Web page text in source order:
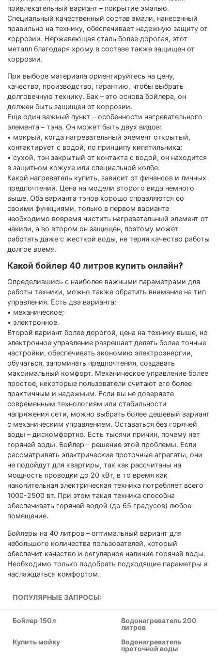
привлекательный вариант – покрытие эмалью.
Специальный качественный состав эмали, нанесенный
правильно на технику, обеспечивает надежную защиту от
коррозии. Нержавеющая сталь более дорогая, этот
металл благодаря хрому в составе также защищен от
коррозии.
При выборе материала ориентируйтесь на цену,
качество, производство, гарантию, чтобы выбрать
долговечную технику. Бак – это основа бойлера, он
должен быть защищен от коррозии.
Еще один важный пункт – особенности нагревательного
элемента – тэна. Он может быть двух видов:
• мокрый, когда нагревательный элемент открытый,
контактирует с водой, по принципу кипятильника;
• сухой, тэн закрытый от контакта с водой, он находится
в защитном кожухе или специальной колбе.
Какой нагреватель купить, зависит от финансов и личных
предпочтений. Цена на модели второго вида немного
выше. Оба варианта тэнов хорошо справляются со
своими функциями, только в первом варианте
необходимо вовремя чистить нагревательный элемент от
накипи, а во втором он защищен, поэтому может
работать даже с жесткой воды, не теряя качество работы
долгое время.
Какой бойлер 40 литров купить онлайн?
Определившись с наиболее важными параметрами для
работы техники, можно также обратить внимание на тип
управления. Есть два варианта:
• механическое;
• электронное.
Второй вариант более дорогой, цена на технику выше, но
электронное управление разрешает делать более точные
настройки, обеспечивать экономию электроэнергии,
обучаться, запоминать предпочтения, создавать
максимальный комфорт. Механическое управление более
простое, некоторые пользователи считают его более
практичным и надежным. Если вы не доверяете
современным технологиям или стабильности
напряжения сети, можно выбрать более дешевый вариант
с механическим управлением. Оставаться без горячей
воды – дискомфортно. Есть тысячи причин, почему нет
горячей воды. Бойлер – решение этой проблемы. Если
рассматривать электрические проточные агрегаты, они
не подойдут для квартиры, так как рассчитаны на
мощность проводки до 20 кВт, в то время как
накопительная электрическая техника потребляет всего
1000-2500 вт. При этом такая техника способна
обеспечивать горячей водой (до 65 градусов) любое
помещение.
Бойлеры на 40 литров – оптимальный вариант для
небольшого количества пользователей, который
обеспечит качество и регулярное наличие горячей воды.
Необходимо только подобрать подходящие параметры и
наслаждаться комфортом.
ПОПУЛЯРНЫЕ ЗАПРОСЫ:
Бойлер 150л
Водонагреватель 200
литров
Купить мойку
Водонагреватель
проточной воды